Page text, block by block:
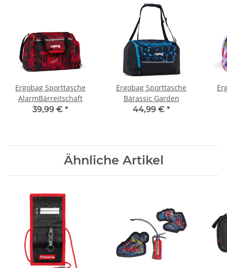
Ergobag Sporttasche
AlarmBärreitschaft
39,99 € *
Ergobag Sporttasche
Bärassic Garden
44,99 € *
Ähnliche Artikel